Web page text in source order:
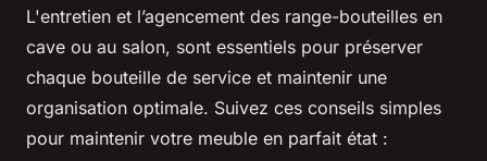
L'entretien et l’agencement des range-bouteilles en
cave ou au salon, sont essentiels pour préserver
chaque bouteille de service et maintenir une
organisation optimale. Suivez ces conseils simples
pour maintenir votre meuble en parfait état :